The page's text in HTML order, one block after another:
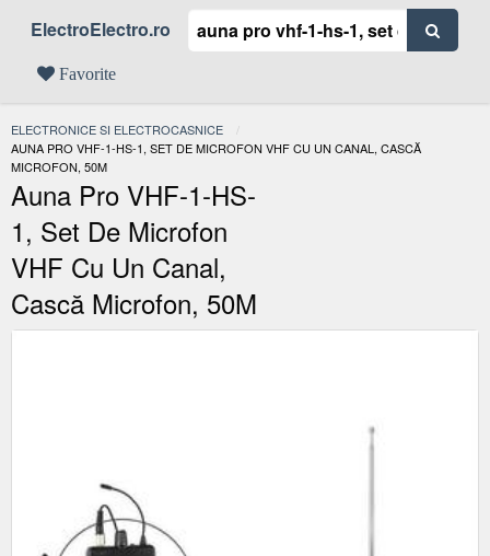
ElectroElectro.ro
Favorite
ELECTRONICE SI ELECTROCASNICE
ACTUAL:
AUNA PRO VHF-1-HS-1, SET DE MICROFON VHF CU UN CANAL, CASCĂ
MICROFON, 50M
Auna Pro VHF-1-HS-
1, Set De Microfon
VHF Cu Un Canal,
Cască Microfon, 50M